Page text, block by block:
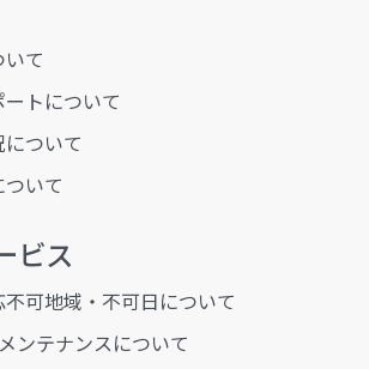
て
トについて
ついて
いて
ビス
可地域・不可日について
ンテナンスについて